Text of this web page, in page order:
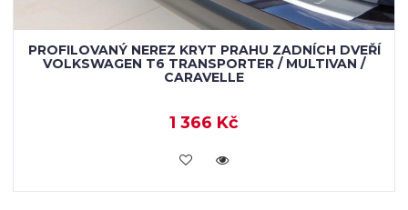
PROFILOVANÝ NEREZ KRYT PRAHU ZADNÍCH DVEŘÍ
VOLKSWAGEN T6 TRANSPORTER / MULTIVAN /
CARAVELLE
1 366 Kč
KOUPIT